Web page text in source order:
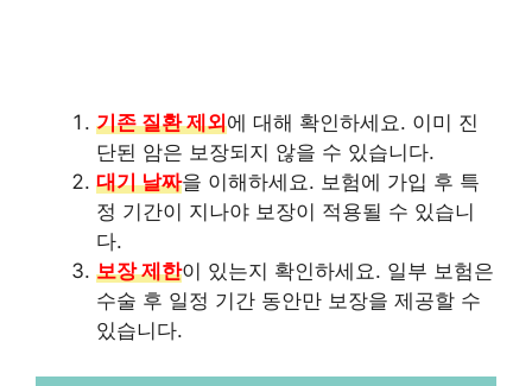
기존 질환 제외에 대해 확인하세요. 이미 진
단된 암은 보장되지 않을 수 있습니다.
대기 날짜을 이해하세요. 보험에 가입 후 특
정 기간이 지나야 보장이 적용될 수 있습니
다.
보장 제한이 있는지 확인하세요. 일부 보험은
수술 후 일정 기간 동안만 보장을 제공할 수
있습니다.